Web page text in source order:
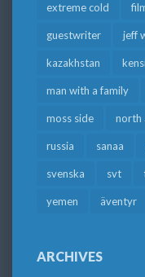
extreme cold
guestwriter jeff
kazakhstan
man with a family
moss side north
russia sanaa
svenska svt
yemen äventyr
ARCHIVES